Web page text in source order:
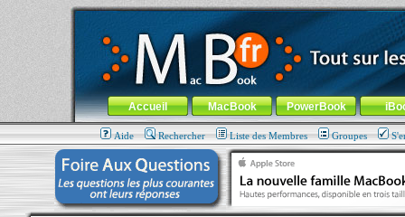
MacBook-fr.com : 100% Apple... 100% nomade !
Aller au contenu-Aller au menu général-Aller au menu de
Menu général
Accueil MacBook PowerBook
Aide Rechercher Liste des Membres Groupes